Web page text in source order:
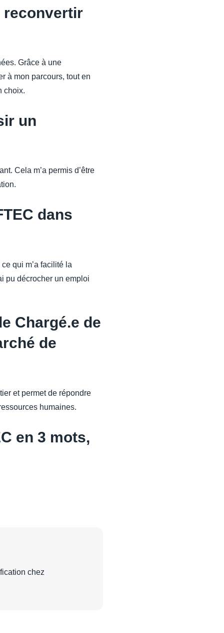
reconvertir
Grâce à une
à mon parcours, tout en
choix.
un
Cela m’a permis d’être
dans
ce qui m’a facilité la
pu décrocher un emploi
Chargé.e de
de
et permet de répondre
humaines.
en 3 mots,
chez